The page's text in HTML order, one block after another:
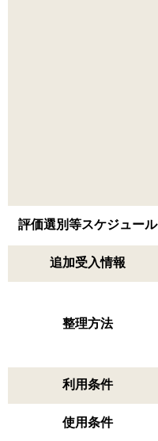
評価選別等スケジュール
追加受入情報
整理方法
利用条件
使用条件